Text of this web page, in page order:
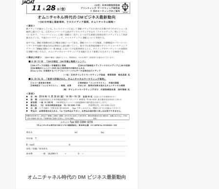
オムニチャネル時代の DM ビジネス最新動向